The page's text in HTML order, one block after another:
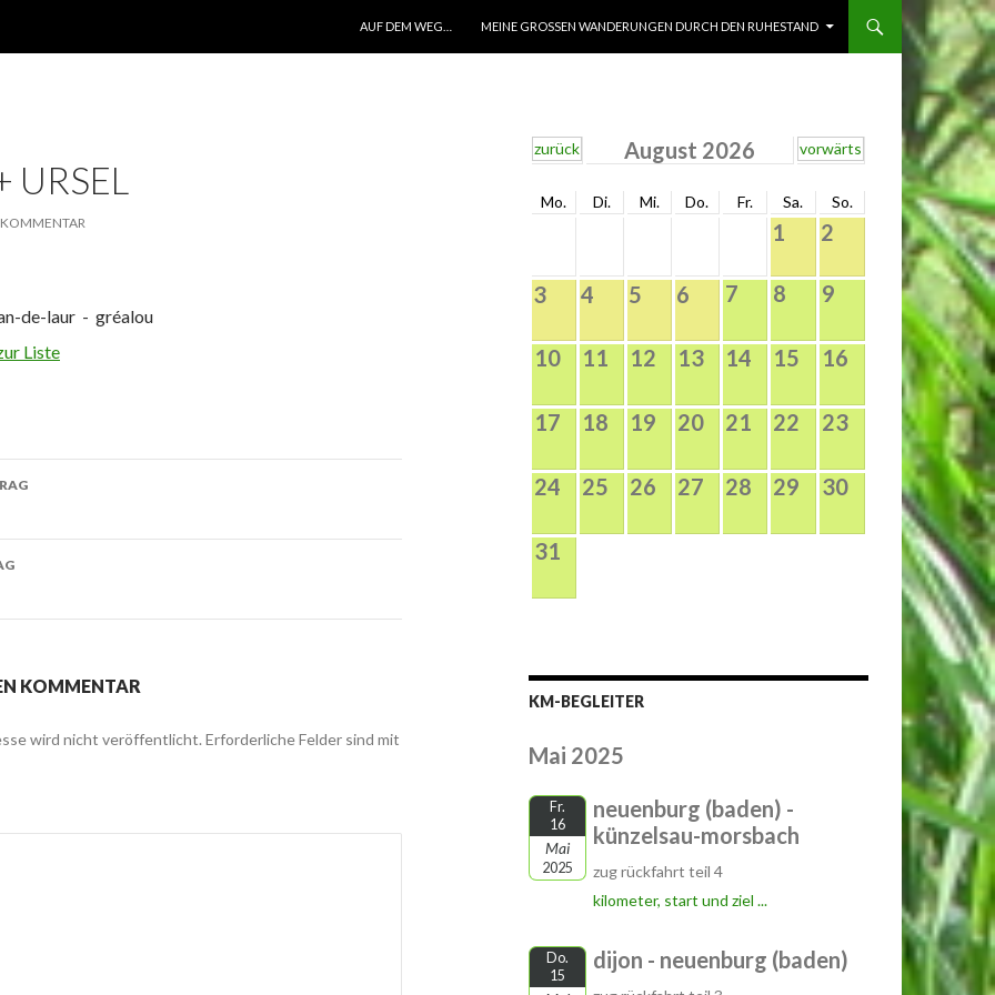
AUF DEM WEG…
MEINE GROSSEN WANDERUNGEN DURCH DEN RUHESTAND
URSEL
KOMMENTAR
de-laur - gréalou
Liste
KOMMENTAR
wird nicht veröffentlicht. Erforderliche Felder sind mit
zurück August 2026 vorwärts
Mo. Di. Mi. Do. Fr. Sa. So.
1 2
3 4 5 6 7 8 9
10 11 12 13 14 15 16
17 18 19 20 21 22 23
24 25 26 27 28 29 30
31
KM-BEGLEITER
Mai 2025
Fr.
16
Mai
2025
neuenburg (baden) -
künzelsau-morsbach
zug rückfahrt teil 4
kilometer, start und ziel ...
Do.
15
dijon - neuenburg (baden)